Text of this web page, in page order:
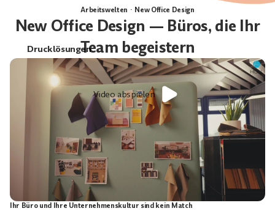
Drucklösungen
Arbeitswelten · New Office Design
New Office Design — Büros, die Ihr
Team begeistern
Video abspielen
Ihr Büro und Ihre Unternehmenskultur sind kein Match